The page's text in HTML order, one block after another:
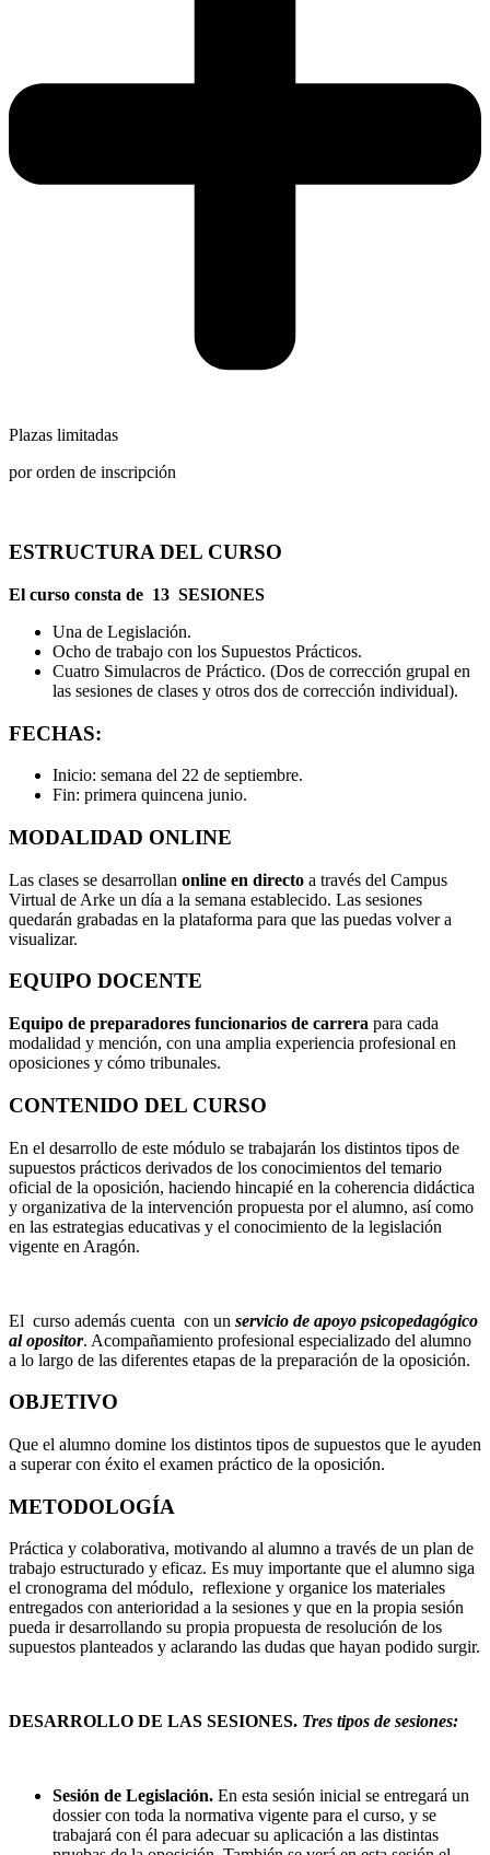
Plazas limitadas
por orden de inscripción
ESTRUCTURA DEL CURSO
El curso consta de 13 SESIONES
Una de Legislación.
Ocho de trabajo con los Supuestos Prácticos.
Cuatro Simulacros de Práctico. (Dos de corrección grupal en
las sesiones de clases y otros dos de corrección individual).
FECHAS:
Inicio: semana del 22 de septiembre.
Fin: primera quincena junio.
MODALIDAD ONLINE
Las clases se desarrollan online en directo a través del Campus
Virtual de Arke un día a la semana establecido. Las sesiones
quedarán grabadas en la plataforma para que las puedas volver a
visualizar.
EQUIPO DOCENTE
Equipo de preparadores funcionarios de carrera para cada
modalidad y mención, con una amplia experiencia profesional en
oposiciones y cómo tribunales.
CONTENIDO DEL CURSO
En el desarrollo de este módulo se trabajarán los distintos tipos de
supuestos prácticos derivados de los conocimientos del temario
oficial de la oposición, haciendo hincapié en la coherencia didáctica
y organizativa de la intervención propuesta por el alumno, así como
en las estrategias educativas y el conocimiento de la legislación
vigente en Aragón.
El curso además cuenta con un servicio de apoyo psicopedagógico
al opositor. Acompañamiento profesional especializado del alumno
a lo largo de las diferentes etapas de la preparación de la oposición.
OBJETIVO
Que el alumno domine los distintos tipos de supuestos que le ayuden
a superar con éxito el examen práctico de la oposición.
METODOLOGÍA
Práctica y colaborativa, motivando al alumno a través de un plan de
trabajo estructurado y eficaz. Es muy importante que el alumno siga
el cronograma del módulo, reflexione y organice los materiales
entregados con anterioridad a la sesiones y que en la propia sesión
pueda ir desarrollando su propia propuesta de resolución de los
supuestos planteados y aclarando las dudas que hayan podido surgir.
DESARROLLO DE LAS SESIONES. Tres tipos de sesiones:
Sesión de Legislación. En esta sesión inicial se entregará un
dossier con toda la normativa vigente para el curso, y se
trabajará con él para adecuar su aplicación a las distintas